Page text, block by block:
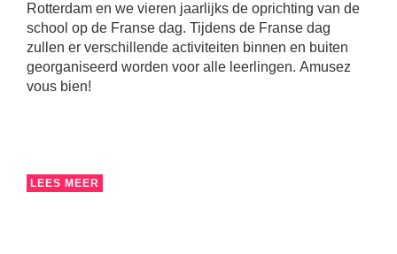
Rotterdam en we vieren jaarlijks de oprichting van de
school op de Franse dag. Tijdens de Franse dag
zullen er verschillende activiteiten binnen en buiten
georganiseerd worden voor alle leerlingen. Amusez
vous bien!
LEES MEER